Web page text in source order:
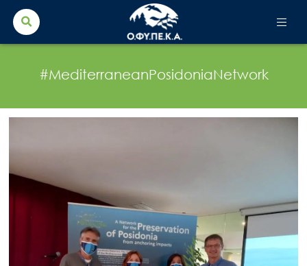
Search
for:
#MediterraneanPosidoniaNetwork